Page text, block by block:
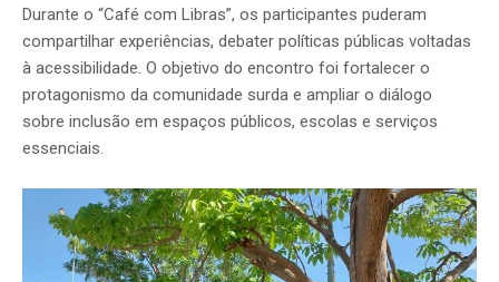
Durante o “Café com Libras”, os participantes puderam
compartilhar experiências, debater políticas públicas voltadas
à acessibilidade. O objetivo do encontro foi fortalecer o
protagonismo da comunidade surda e ampliar o diálogo
sobre inclusão em espaços públicos, escolas e serviços
essenciais.